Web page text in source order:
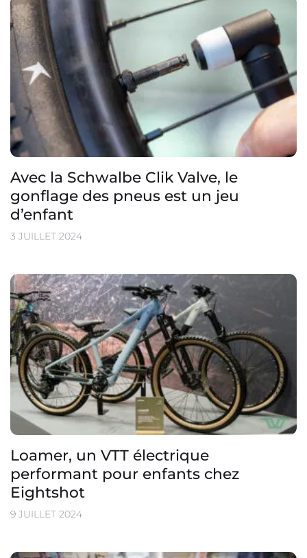
Avec la Schwalbe Clik Valve, le
gonflage des pneus est un jeu
d’enfant
3 JUILLET 2024
Loamer, un VTT électrique
performant pour enfants chez
Eightshot
9 JUILLET 2024